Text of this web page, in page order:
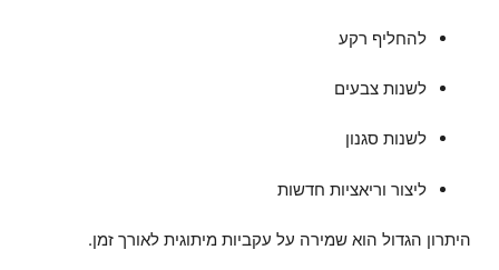
להחליף רקע
לשנות צבעים
לשנות סגנון
ליצור וריאציות חדשות
היתרון הגדול הוא שמירה על עקביות מיתוגית לאורך זמן.